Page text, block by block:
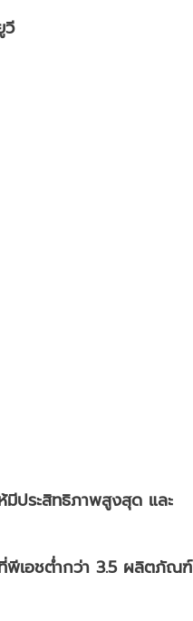
วี
มีประสิทธิภาพสูงสุด และ
พีเอชต่ำกว่า 3.5 ผลิตภัณฑ์